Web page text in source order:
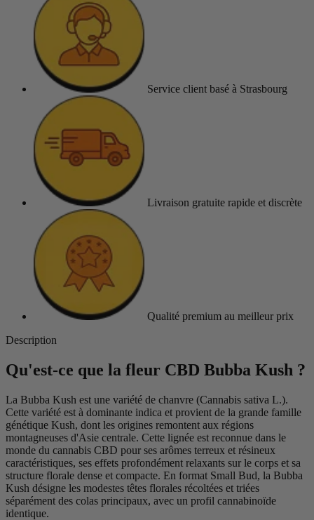
Service client basé à Strasbourg
Livraison gratuite rapide et discrète
Qualité premium au meilleur prix
Description
Qu'est-ce que la fleur CBD Bubba Kush ?
La Bubba Kush est une variété de chanvre (Cannabis sativa L.).
Cette variété est à dominante indica et provient de la grande famille
génétique Kush, dont les origines remontent aux régions
montagneuses d'Asie centrale. Cette lignée est reconnue dans le
monde du cannabis CBD pour ses arômes terreux et résineux
caractéristiques, ses effets profondément relaxants sur le corps et sa
structure florale dense et compacte. En format Small Bud, la Bubba
Kush désigne les modestes têtes florales récoltées et triées
séparément des colas principaux, avec un profil cannabinoïde
identique.